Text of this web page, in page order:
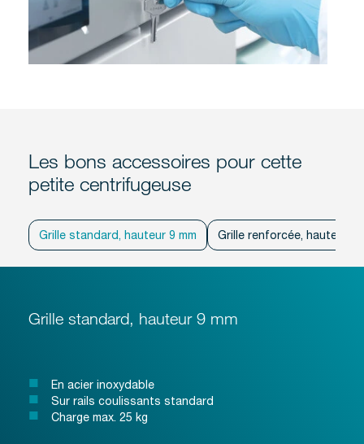
Les bons accessoires pour cette
petite centrifugeuse
Grille standard, hauteur 9 mm Grille renforcée, hauteur
Grille standard, hauteur 9 mm
En acier inoxydable
Sur rails coulissants standard
Charge max. 25 kg